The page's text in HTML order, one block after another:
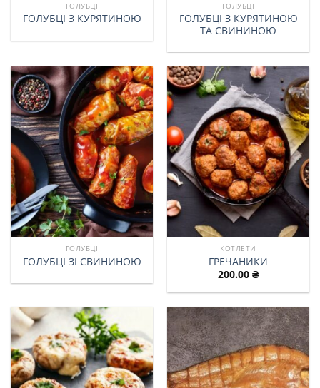
ГОЛУБЦІ
ГОЛУБЦІ З КУРЯТИНОЮ
ГОЛУБЦІ
ГОЛУБЦІ З КУРЯТИНОЮ
ТА СВИНИНОЮ
ГОЛУБЦІ
ГОЛУБЦІ ЗІ СВИНИНОЮ
КОТЛЕТИ
ГРЕЧАНИКИ
200.00 ₴